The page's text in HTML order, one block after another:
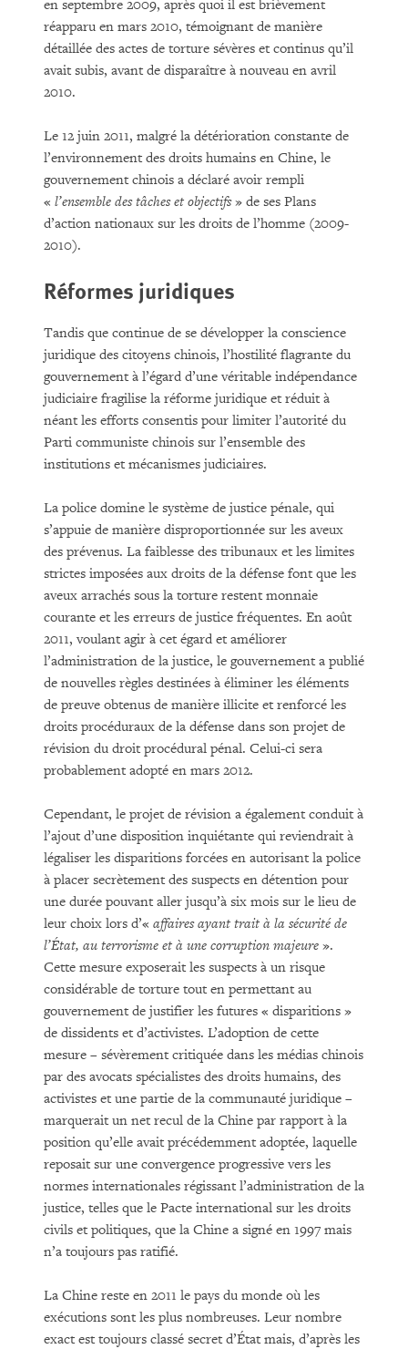
en septembre 2009, après quoi il est brièvement
réapparu en mars 2010, témoignant de manière
détaillée des actes de torture sévères et continus qu’il
avait subis, avant de disparaître à nouveau en avril
2010.
Le 12 juin 2011, malgré la détérioration constante de
l’environnement des droits humains en Chine, le
gouvernement chinois a déclaré avoir rempli
« l’ensemble des tâches et objectifs» de ses Plans
d’action nationaux sur les droits de l’homme (2009-
2010).
Réformes juridiques
Tandis que continue de se développer la conscience
juridique des citoyens chinois, l’hostilité flagrante du
gouvernement à l’égard d’une véritable indépendance
judiciaire fragilise la réforme juridique et réduit à
néant les efforts consentis pour limiter l’autorité du
Parti communiste chinois sur l’ensemble des
institutions et mécanismes judiciaires.
La police domine le système de justice pénale, qui
s’appuie de manière disproportionnée sur les aveux
des prévenus. La faiblesse des tribunaux et les limites
strictes imposées aux droits de la défense font que les
aveux arrachés sous la torture restent monnaie
courante et les erreurs de justice fréquentes. En août
2011, voulant agir à cet égard et améliorer
l’administration de la justice, le gouvernement a publié
de nouvelles règles destinées à éliminer les éléments
de preuve obtenus de manière illicite et renforcé les
droits procéduraux de la défense dans son projet de
révision du droit procédural pénal. Celui-ci sera
probablement adopté en mars 2012.
Cependant, le projet de révision a également conduit à
l’ajout d’une disposition inquiétante qui reviendrait à
légaliser les disparitions forcées en autorisant la police
à placer secrètement des suspects en détention pour
une durée pouvant aller jusqu’à six mois sur le lieu de
leur choix lors d’« affaires ayant trait à la sécurité de
l’État, au terrorisme et à une corruption majeure ».
Cette mesure exposerait les suspects à un risque
considérable de torture tout en permettant au
gouvernement de justifier les futures « disparitions »
de dissidents et d’activistes. L’adoption de cette
mesure – sévèrement critiquée dans les médias chinois
par des avocats spécialistes des droits humains, des
activistes et une partie de la communauté juridique –
marquerait un net recul de la Chine par rapport à la
position qu’elle avait précédemment adoptée, laquelle
reposait sur une convergence progressive vers les
normes internationales régissant l’administration de la
justice, telles que le Pacte international sur les droits
civils et politiques, que la Chine a signé en 1997 mais
n’a toujours pas ratifié.
La Chine reste en 2011 le pays du monde où les
exécutions sont les plus nombreuses. Leur nombre
exact est toujours classé secret d’État mais, d’après les